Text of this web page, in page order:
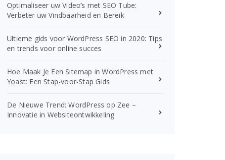
Optimaliseer uw Video’s met SEO Tube:
Verbeter uw Vindbaarheid en Bereik
Ultieme gids voor WordPress SEO in 2020: Tips
en trends voor online succes
Hoe Maak Je Een Sitemap in WordPress met
Yoast: Een Stap-voor-Stap Gids
De Nieuwe Trend: WordPress op Zee –
Innovatie in Websiteontwikkeling